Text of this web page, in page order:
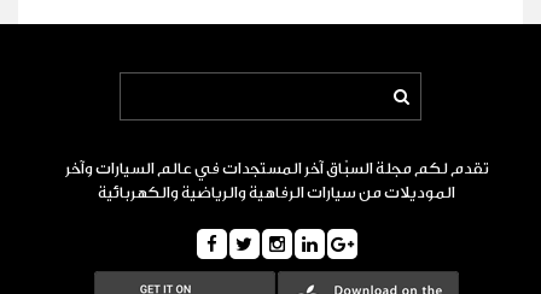
تقدم لكم مجلة السبّاق آخر المستجدات في عالم السيارات وآخر
الموديلات من سيارات الرفاهية والرياضية والكهربائية